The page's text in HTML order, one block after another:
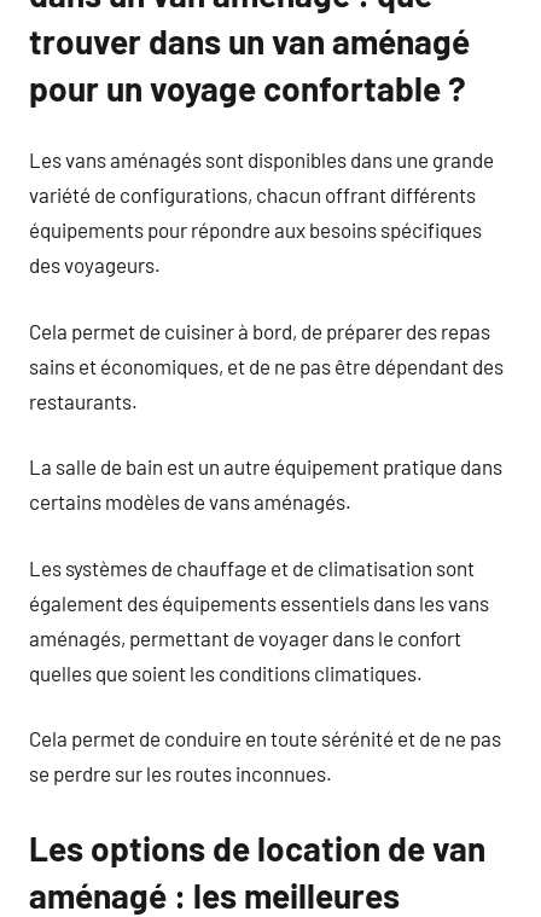
trouver dans un van aménagé
pour un voyage confortable ?
Les vans aménagés sont disponibles dans une grande
variété de configurations, chacun offrant différents
équipements pour répondre aux besoins spécifiques
des voyageurs.
Cela permet de cuisiner à bord, de préparer des repas
sains et économiques, et de ne pas être dépendant des
restaurants.
La salle de bain est un autre équipement pratique dans
certains modèles de vans aménagés.
Les systèmes de chauffage et de climatisation sont
également des équipements essentiels dans les vans
aménagés, permettant de voyager dans le confort
quelles que soient les conditions climatiques.
Cela permet de conduire en toute sérénité et de ne pas
se perdre sur les routes inconnues.
Les options de location de van
aménagé : les meilleures